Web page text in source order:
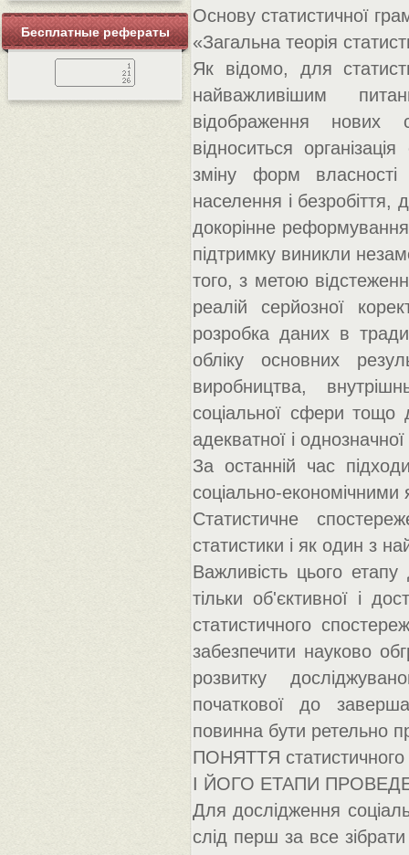
Бесплатные рефераты
Основу статистичної
«Загальна теорія
Як відомо, для
найважливішим
відображення нових
відноситься
зміну форм власності
населення і безробіття,
докорінне реформування
підтримку виникли
того, з метою
реалій серйозної
розробка даних в
обліку основних
виробництва,
соціальної сфери тощо
адекватної і
За останній час
соціально-
Статистичне
статистики і як один з
Важливість цього
тільки об'єктивної і
статистичного
забезпечити науково
розвитку
початкової до
повинна бути ретельно
ПОНЯТТЯ статистичного
І ЙОГО ЕТАПИ
Для дослідження
слід перш за все зібрати